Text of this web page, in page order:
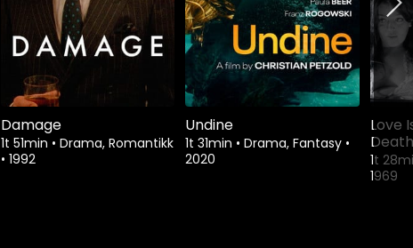
Damage
1t 51min • Drama, Romantikk
• 1992
Undine
1t 31min • Drama, Fantasy •
2020
Love
Death
1t
1969